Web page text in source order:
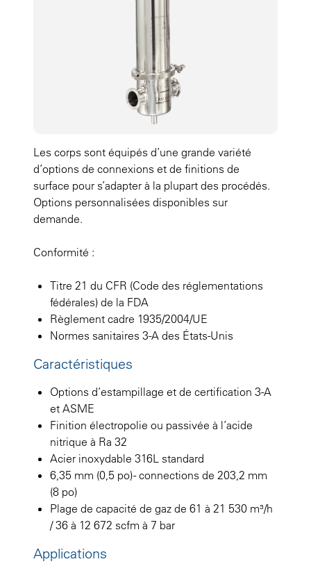
Les corps sont équipés d’une grande variété
d’options de connexions et de finitions de
surface pour s’adapter à la plupart des procédés.
Options personnalisées disponibles sur
demande.
Conformité :
Titre 21 du CFR (Code des réglementations
fédérales) de la FDA
Règlement cadre 1935/2004/UE
Normes sanitaires 3-A des États-Unis
Caractéristiques
Options d’estampillage et de certification 3-A
et ASME
Finition électropolie ou passivée à l’acide
nitrique à Ra 32
Acier inoxydable 316L standard
6,35 mm (0,5 po) - connections de 203,2 mm
(8 po)
Plage de capacité de gaz de 61 à 21 530 m³/h
/ 36 à 12 672 scfm à 7 bar
Applications